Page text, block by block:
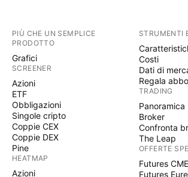
PIÙ CHE UN SEMPLICE
PRODOTTO
Grafici
SCREENER
Azioni
ETF
Obbligazioni
Singole cripto
Coppie CEX
Coppie DEX
Pine
HEATMAP
Azioni
STRUMENTI
Costi
Dati di
Regala
TRADING
Panoramica
Broker
Confronta
The Leap
OFFERTE
Futures
Futures